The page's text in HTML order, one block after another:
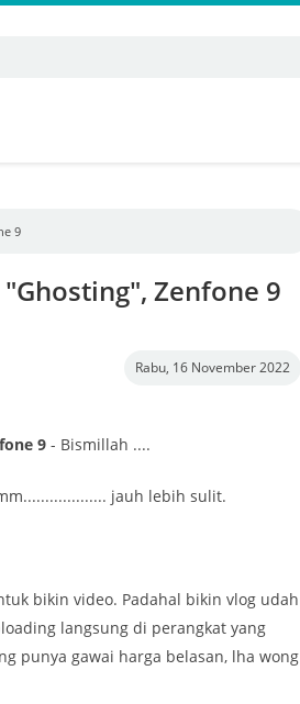
9
Zenfone 9
Rabu, 16 November 2022
9 - Bismillah ....
jauh lebih sulit.
bikin video. Padahal bikin vlog udah
langsung di perangkat yang
punya gawai harga belasan, lha wong